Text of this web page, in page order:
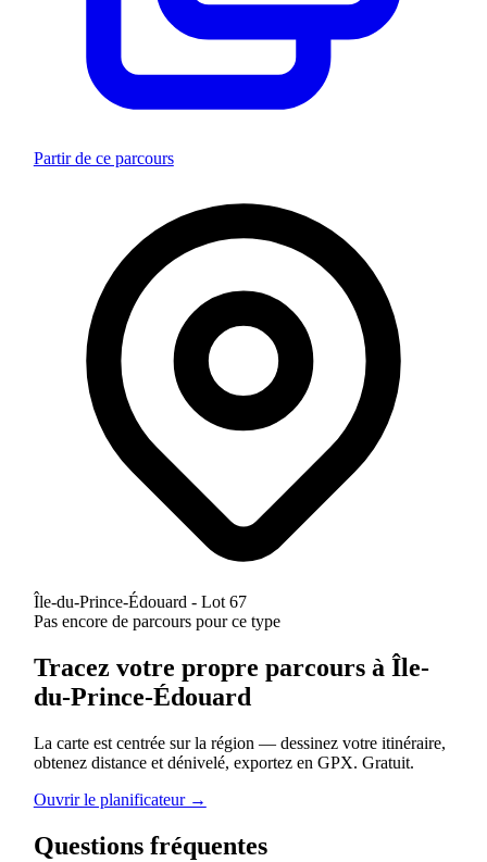
Partir de ce parcours
Île-du-Prince-Édouard - Lot 67
Pas encore de parcours pour ce type
Tracez votre propre parcours à Île-
du-Prince-Édouard
La carte est centrée sur la région — dessinez votre itinéraire,
obtenez distance et dénivelé, exportez en GPX. Gratuit.
Ouvrir le planificateur →
Questions fréquentes